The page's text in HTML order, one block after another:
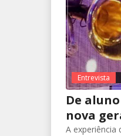
Entrevista
De
nova
A experiência